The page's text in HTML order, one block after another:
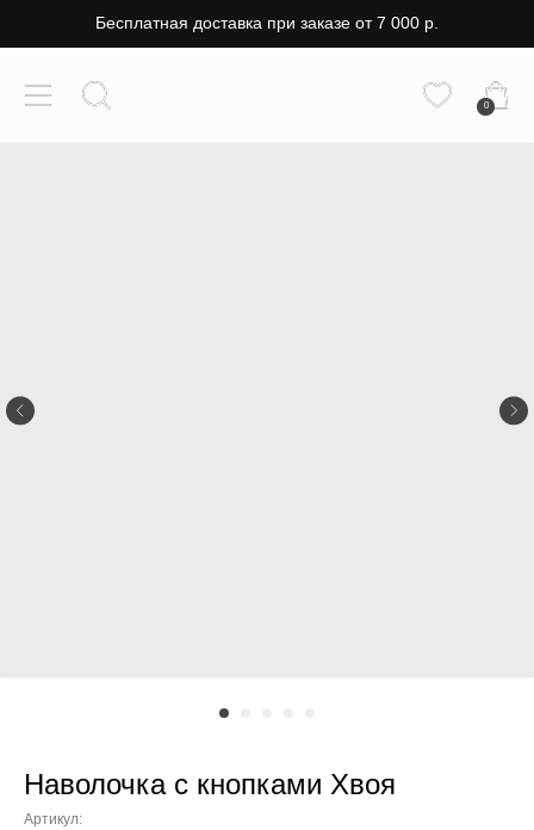
Бесплатная доставка при заказе от 7 000 р.
0
Наволочка с кнопками Хвоя
Артикул: